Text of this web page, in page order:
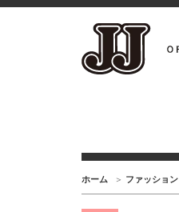
ホーム ファッション